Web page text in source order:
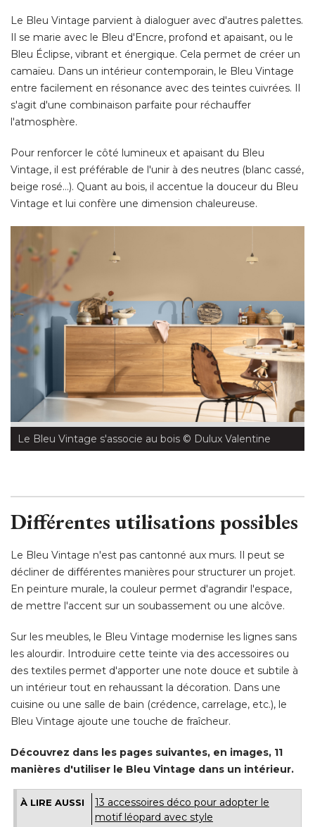
Le Bleu Vintage parvient à dialoguer avec d'autres palettes.
Il se marie avec le Bleu d'Encre, profond et apaisant, ou le
Bleu Éclipse, vibrant et énergique. Cela permet de créer un
camaïeu. Dans un intérieur contemporain, le Bleu Vintage
entre facilement en résonance avec des teintes cuivrées. Il
s'agit d'une combinaison parfaite pour réchauffer
l'atmosphère.
Pour renforcer le côté lumineux et apaisant du Bleu
Vintage, il est préférable de l'unir à des neutres (blanc cassé,
beige rosé…). Quant au bois, il accentue la douceur du Bleu
Vintage et lui confère une dimension chaleureuse.
Le Bleu Vintage s'associe au bois © Dulux Valentine
Différentes utilisations possibles
Le Bleu Vintage n'est pas cantonné aux murs. Il peut se
décliner de différentes manières pour structurer un projet.
En peinture murale, la couleur permet d'agrandir l'espace,
de mettre l'accent sur un soubassement ou une alcôve.
Sur les meubles, le Bleu Vintage modernise les lignes sans
les alourdir. Introduire cette teinte via des accessoires ou
des textiles permet d'apporter une note douce et subtile à
un intérieur tout en rehaussant la décoration. Dans une
cuisine ou une salle de bain (crédence, carrelage, etc.), le
Bleu Vintage ajoute une touche de fraîcheur.
Découvrez dans les pages suivantes, en images, 11
manières d'utiliser le Bleu Vintage dans un intérieur.
À LIRE AUSSI
13 accessoires déco pour adopter le
motif léopard avec style